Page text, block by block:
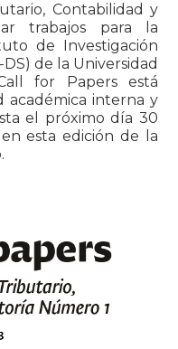
Contabilidad y
trabajos para la
de Investigación
de la Universidad
for Papers está
académica interna y
el próximo día 30
esta edición de la